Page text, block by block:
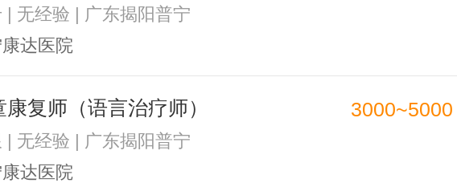
| 无经验 | 广东揭阳普宁
达医院
康复师（语言治疗师）
| 无经验 | 广东揭阳普宁
达医院
3000~5000